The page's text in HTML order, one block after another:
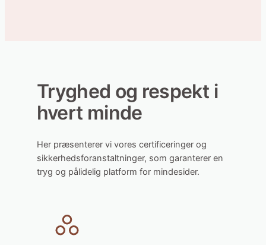
Tryghed og respekt i
hvert minde
Her præsenterer vi vores certificeringer og
sikkerhedsforanstaltninger, som garanterer en
tryg og pålidelig platform for mindesider.